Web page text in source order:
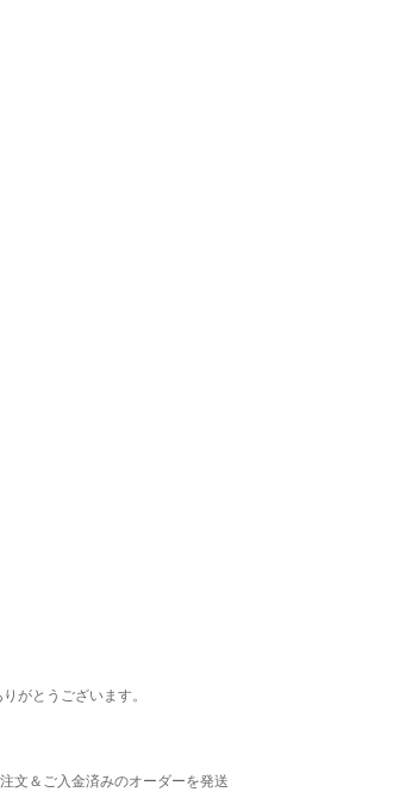
がとうございます。
文＆ご入金済みのオーダーを発送